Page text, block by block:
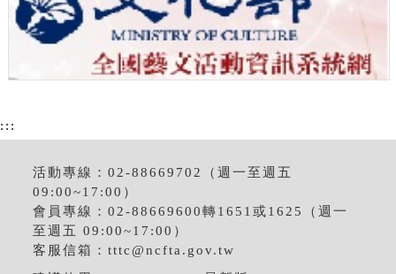
:::
活動專線：02-88669702（週一至週五
09:00~17:00）
會員專線：02-88669600轉1651或1625（週一
至週五 09:00~17:00）
客服信箱：tttc@ncfta.gov.tw